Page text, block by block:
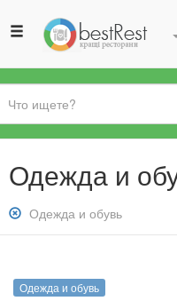
Вы
здесь
Одежда и
Снять
фильтр:
обувь
Одежда и обувь
Одежда и обувь